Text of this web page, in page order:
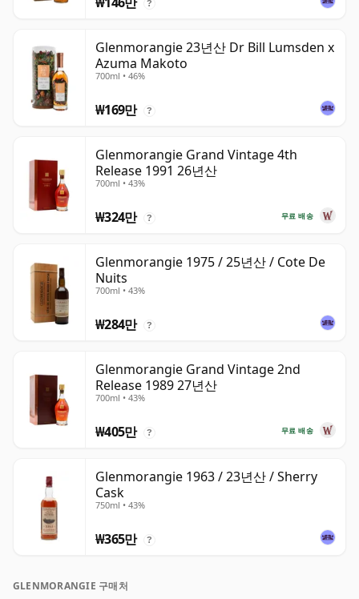
?
Glenmorangie 23년산 Dr Bill Lumsden x
Azuma Makoto
700ml • 46%
₩169만 ?
Glenmorangie Grand Vintage 4th
Release 1991 26년산
700ml • 43%
무료 배송
₩324만 ?
Glenmorangie 1975 / 25년산 / Cote De
Nuits
700ml • 43%
₩284만 ?
Glenmorangie Grand Vintage 2nd
Release 1989 27년산
700ml • 43%
무료 배송
₩405만 ?
Glenmorangie 1963 / 23년산 / Sherry
Cask
750ml • 43%
₩365만 ?
GLENMORANGIE 구매처